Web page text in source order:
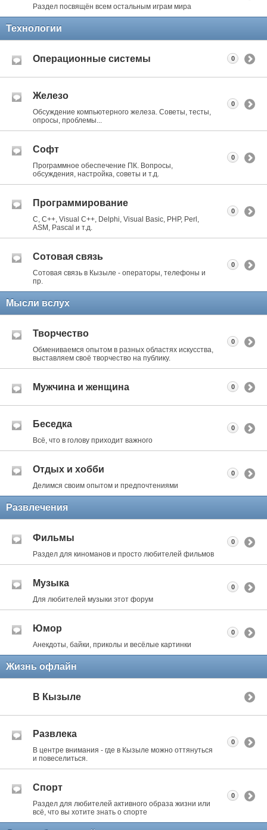
Раздел посвящён всем остальным играм мира
Технологии
Операционные системы 0
Железо
Обсуждение компьютерного железа. Советы, тесты,
опросы, проблемы...
0
Софт
Программное обеспечение ПК. Вопросы,
обсуждения, настройка, советы и т.д.
0
Программирование
C, C++, Visual C++, Delphi, Visual Basic, PHP, Perl,
ASM, Pascal и т.д.
0
Сотовая связь
Сотовая связь в Кызыле - операторы, телефоны и
пр.
0
Мысли вслух
Творчество
Обмениваемся опытом в разных областях искусства,
выставляем своё творчество на публику.
0
Мужчина и женщина 0
Беседка
Всё, что в голову приходит важного
0
Отдых и хобби
Делимся своим опытом и предпочтениями
0
Развлечения
Фильмы
Раздел для киноманов и просто любителей фильмов
0
Музыка
Для любителей музыки этот форум
0
Юмор
Анекдоты, байки, приколы и весёлые картинки
0
Жизнь офлайн
В Кызыле
Развлека
В центре внимания - где в Кызыле можно оттянуться
и повеселиться.
0
Спорт
Раздел для любителей активного образа жизни или
всё, что вы хотите знать о спорте
0